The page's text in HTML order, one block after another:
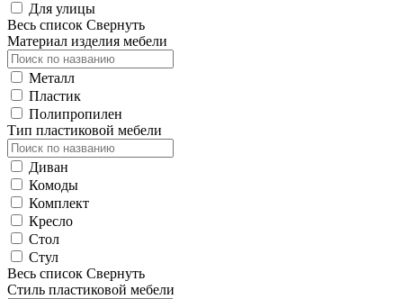
Для улицы
Весь список Свернуть
Материал изделия мебели
Металл
Пластик
Полипропилен
Тип пластиковой мебели
Диван
Комоды
Комплект
Кресло
Стол
Стул
Весь список Свернуть
Стиль пластиковой мебели